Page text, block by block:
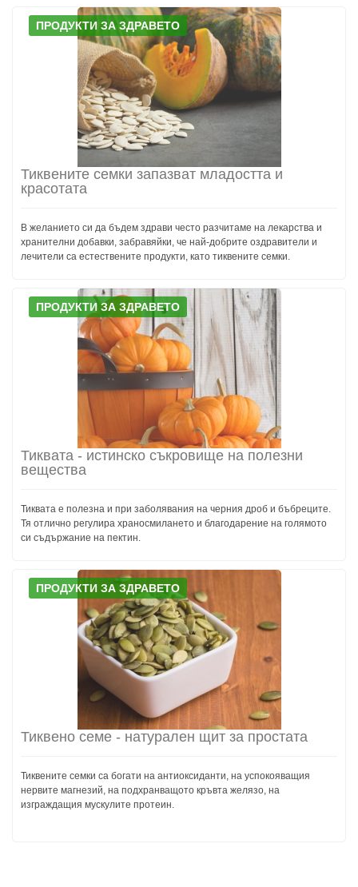
ПРОДУКТИ ЗА ЗДРАВЕТО
Тиквените семки запазват младостта и
красотата
В желанието си да бъдем здрави често разчитаме на лекарства и
хранителни добавки, забравяйки, че най-добрите оздравители и
лечители са естествените продукти, като тиквените семки.
ПРОДУКТИ ЗА ЗДРАВЕТО
Тиквата - истинско съкровище на полезни
вещества
Тиквата е полезна и при заболявания на черния дроб и бъбреците.
Тя отлично регулира храносмилането и благодарение на голямото
си съдържание на пектин.
ПРОДУКТИ ЗА ЗДРАВЕТО
Тиквено семе - натурален щит за простата
Тиквените семки са богати на антиоксиданти, на успокояващия
нервите магнезий, на подхранващото кръвта желязо, на
изграждащия мускулите протеин.